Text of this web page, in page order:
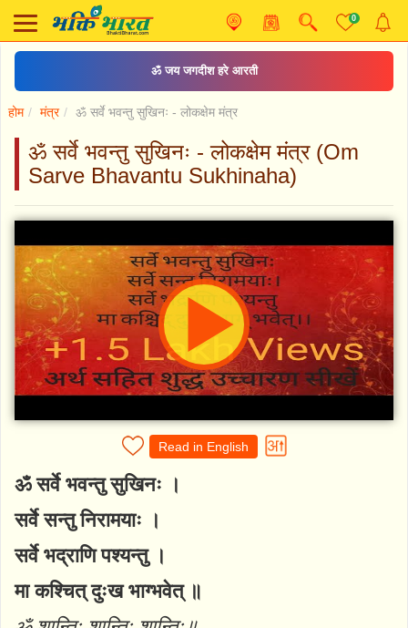
0
ॐ जय जगदीश हरे आरती
होम मंत्र ॐ सर्वे भवन्तु सुखिनः - लोकक्षेम मंत्र
ॐ सर्वे भवन्तु सुखिनः - लोकक्षेम मंत्र (Om
Sarve Bhavantu Sukhinaha)
Read in English
ॐ सर्वे भवन्तु सुखिनः ।
सर्वे सन्तु निरामयाः ।
सर्वे भद्राणि पश्यन्तु ।
मा कश्चित् दुःख भाग्भवेत् ॥